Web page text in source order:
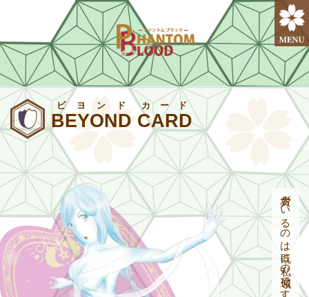
BEYOND
ビヨンド
CARD
カード
貴方がいるのは既に私の領域です